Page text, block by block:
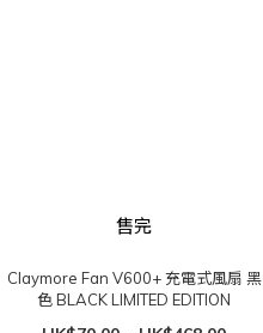
售完
Claymore Fan V600+ 充電式風扇 黑
色 BLACK LIMITED EDITION